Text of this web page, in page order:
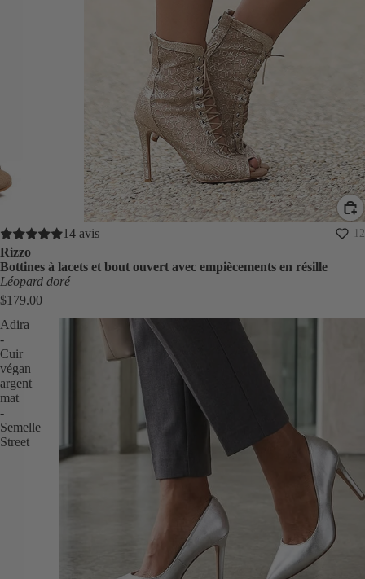
14 avis 12
Rizzo
Bottines à lacets et bout ouvert avec empiècements en résille
Léopard doré
$179.00
Adira
-
Cuir
végan
argent
mat
-
Semelle
Street